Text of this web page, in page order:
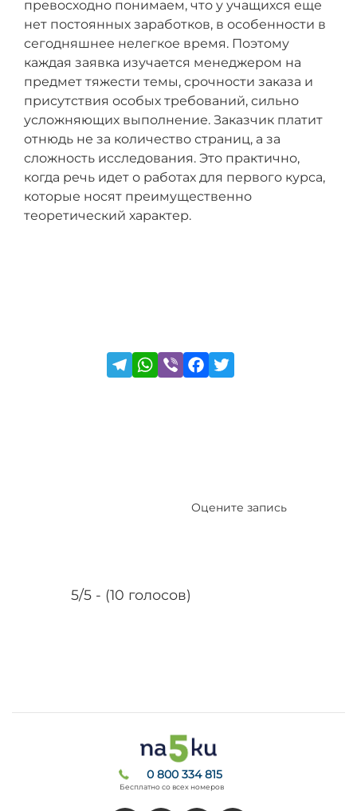
превосходно понимаем, что у учащихся еще
нет постоянных заработков, в особенности в
сегодняшнее нелегкое время. Поэтому
каждая заявка изучается менеджером на
предмет тяжести темы, срочности заказа и
присутствия особых требований, сильно
усложняющих выполнение. Заказчик платит
отнюдь не за количество страниц, а за
сложность исследования. Это практично,
когда речь идет о работах для первого курса,
которые носят преимущественно
теоретический характер.
5/5 - (10 голосов)
Оцените запись
0 800 334 815
Бесплатно со всех номеров